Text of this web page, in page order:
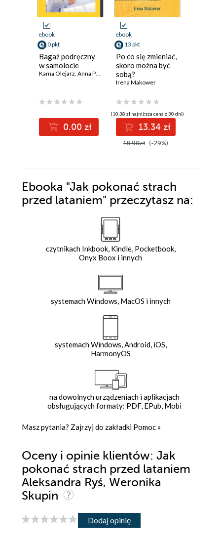
ebook
0 pkt
Bagaż podręczny
w samolocie
Kama Olejarz, Anna Pustizzi Aleksandra Ryś
0.00 zł
ebook
13 pkt
Po co się zmieniać,
skoro można być
sobą?
Irena Makower
(10,38 zł najniższa cena z 30 dni)
13.34 zł
18.90zł (-29%)
Ebooka "Jak pokonać strach
przed lataniem" przeczytasz na:
czytnikach Inkbook, Kindle, Pocketbook,
Onyx Boox i innych
systemach Windows, MacOS i innych
systemach Windows, Android, iOS,
HarmonyOS
na dowolnych urządzeniach i aplikacjach
obsługujących formaty: PDF, EPub, Mobi
Masz pytania? Zajrzyj do zakładki Pomoc »
Oceny i opinie klientów: Jak
pokonać strach przed lataniem
Aleksandra Ryś, Weronika
Skupin
Dodaj opinię